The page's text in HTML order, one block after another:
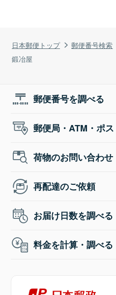
日本郵便トップ 郵便番号検索
鍛冶屋
郵便番号を調べる
郵便局・ATM・ポ
荷物のお問い合わせ
再配達のご依頼
お届け日数を調べる
料金を計算・調べる